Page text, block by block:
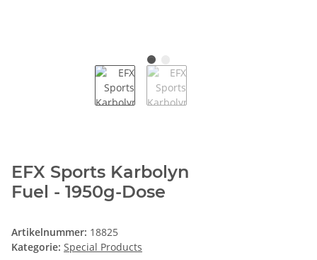
EFX Sports Karbolyn
Fuel - 1950g-Dose
Artikelnummer: 18825
Kategorie: Special Products